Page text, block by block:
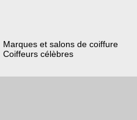
Marques et salons de coiffure
Coiffeurs célèbres